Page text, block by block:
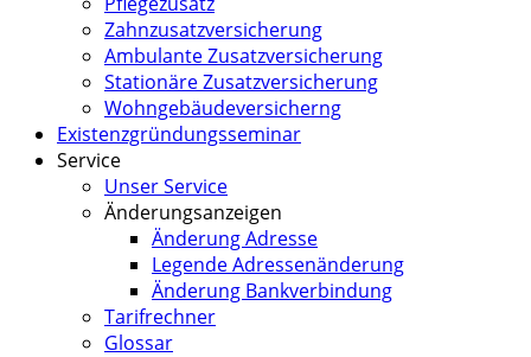
Zahnzusatzversicherung
Ambulante Zusatzversicherung
Stationäre Zusatzversicherung
Wohngebäudeversicherng
Existenzgründungsseminar
Service
Unser Service
Änderungsanzeigen
Änderung Adresse
Legende Adressenänderung
Änderung Bankverbindung
Tarifrechner
Glossar